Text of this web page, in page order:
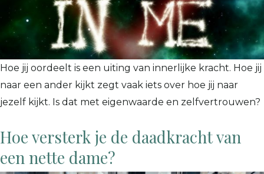
Hoe jij oordeelt is een uiting van innerlijke kracht. Hoe jij
naar een ander kijkt zegt vaak iets over hoe jij naar
jezelf kijkt. Is dat met eigenwaarde en zelfvertrouwen?
Hoe versterk je de daadkracht van
een nette dame?